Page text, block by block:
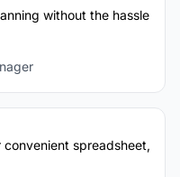
without the hassle
spreadsheet,